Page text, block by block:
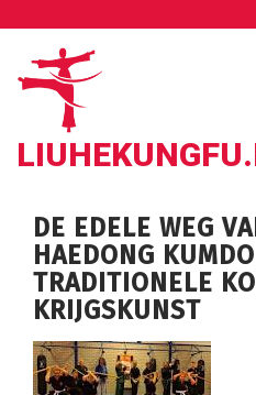
inhoud
DE EDELE WEG
HAEDONG
TRADITIONELE
KRIJGSKUNST